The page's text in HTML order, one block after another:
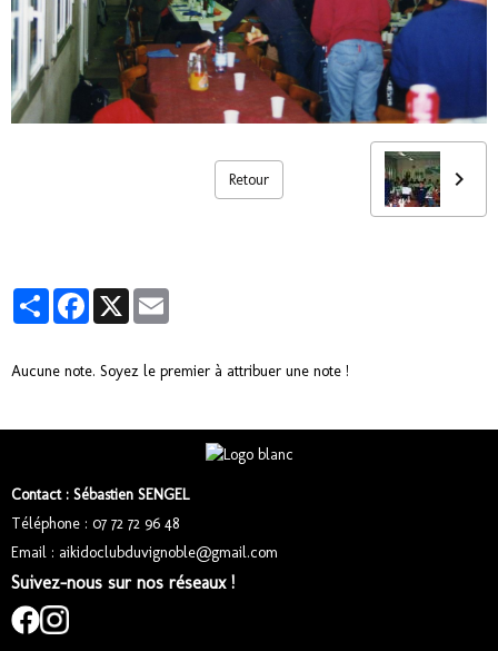
Retour
PartagerFacebook
X
Aucune note. Soyez le premier à attribuer une note !
Contact : Sébastien SENGEL
Téléphone : 07 72 72 96 48
Email : aikidoclubduvignoble@gmail.com
Suivez-nous sur nos réseaux !